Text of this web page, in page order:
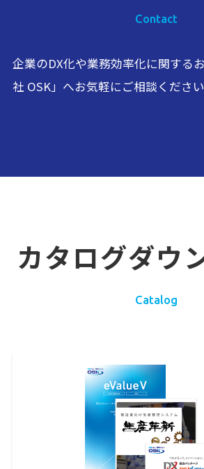
Contact
企業のDX化や業務効率化に関する
社 OSK」へお気軽にご相談ください
カタログダウ
Catalog